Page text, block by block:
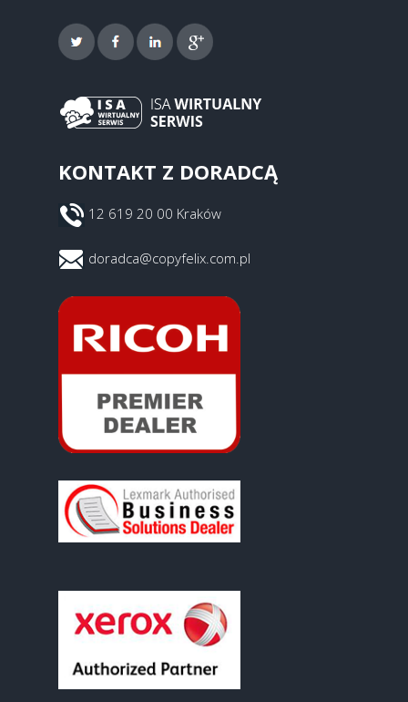
KONTAKT Z DORADCĄ
12 619 20 00 Kraków
doradca@copyfelix.com.pl